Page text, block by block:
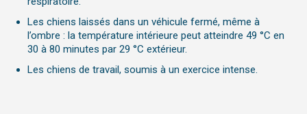
Les chiens laissés dans un véhicule fermé, même à
l’ombre : la température intérieure peut atteindre 49 °C en
30 à 80 minutes par 29 °C extérieur.
Les chiens de travail, soumis à un exercice intense.